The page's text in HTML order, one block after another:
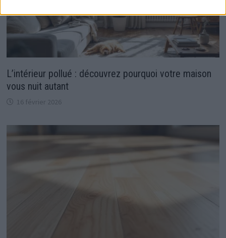
L’intérieur pollué : découvrez pourquoi votre maison
vous nuit autant
16 février 2026